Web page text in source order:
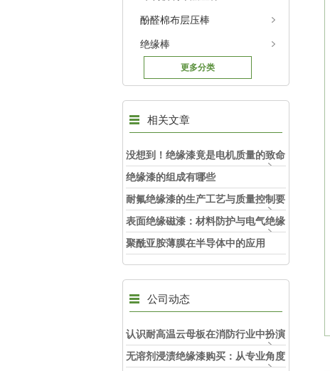
酚醛棉布层压棒
绝缘棒
更多分类
相关文章
没想到！绝缘漆竟是电机质量的致命
因素
绝缘漆的组成有哪些
耐氟绝缘漆的生产工艺与质量控制要
点
表面绝缘磁漆：材料防护与电气绝缘
的双重保障
聚酰亚胺薄膜在半导体中的应用
公司动态
认识耐高温云母板在消防行业中扮演
的角色
无溶剂浸渍绝缘漆购买：从专业角度